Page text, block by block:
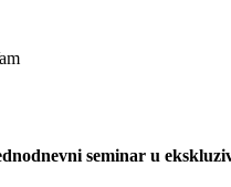
seminar u